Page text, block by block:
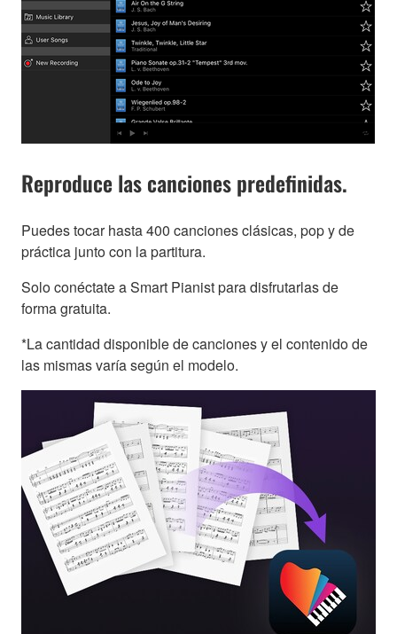
Reproduce las canciones predefinidas.
Puedes tocar hasta 400 canciones clásicas, pop y de
práctica junto con la partitura.
Solo conéctate a Smart Pianist para disfrutarlas de
forma gratuita.
*La cantidad disponible de canciones y el contenido de
las mismas varía según el modelo.